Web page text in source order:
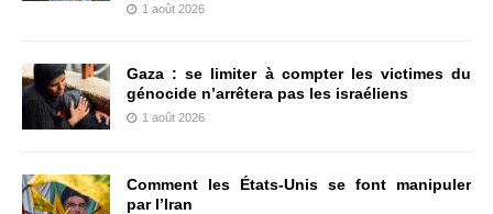
1 août 2026
Gaza : se limiter à compter les victimes du
génocide n’arrêtera pas les israéliens
1 août 2026
Comment les États-Unis se font manipuler
par l’Iran